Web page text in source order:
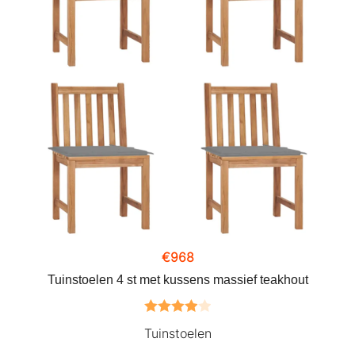
€968
Tuinstoelen 4 st met kussens massief teakhout
Tuinstoelen